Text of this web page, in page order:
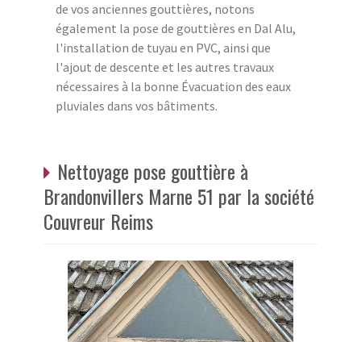
de vos anciennes gouttières, notons
également la pose de gouttières en Dal Alu,
l'installation de tuyau en PVC, ainsi que
l'ajout de descente et les autres travaux
nécessaires à la bonne Évacuation des eaux
pluviales dans vos bâtiments.
Nettoyage pose gouttière à
Brandonvillers Marne 51 par la société
Couvreur Reims